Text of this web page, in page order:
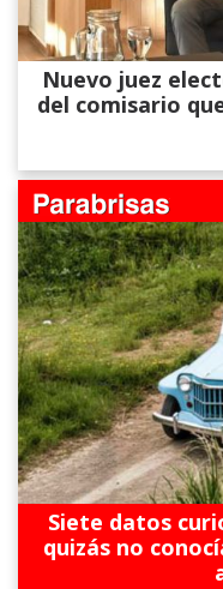
Nuevo juez
del comisario
Siete datos
quizás no